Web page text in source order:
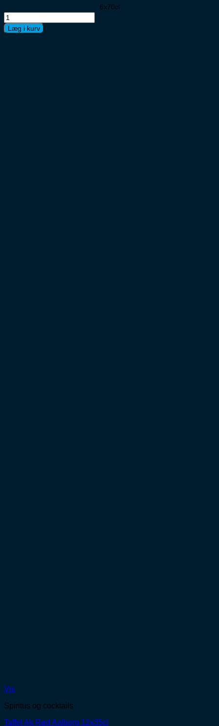
6x70cl
Linie
Aquavit
6x70cl
Læg i kurv
Vis
Spiritus og cocktails
Taffel Ak Rød Aalborg 12x35cl